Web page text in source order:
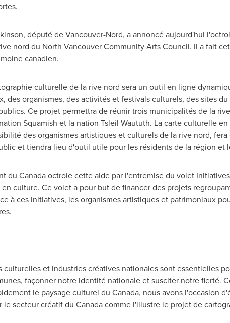
, député de Vancouver-Nord, a annoncé aujourd'hui
nord du North Vancouver Community Arts Council. Il a fait
canadien.
culturelle de la rive nord sera un outil en ligne
des organismes, des activités et festivals culturels, des sites
Ce projet permettra de réunir trois municipalités de la
Squamish et la nation Tsleil-Waututh. La carte culturelle
des organismes artistiques et culturels de la rive nord,
et tiendra lieu d'outil utile pour les résidents de la région et
du Canadaoctroie cette aide par l'entremise du volet
culture. Ce volet a pour but de financer des projets
à ces initiatives, les organismes artistiques et patrimoniaux
culturelles et industries créatives nationales sont essentielles
façonner notre identité nationale et susciter notre fierté.
le paysage culturel du Canada, nous avons l'occasion
le secteur créatif du Canadacomme l'illustre le projet de